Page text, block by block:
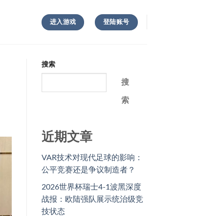
进入游戏 登陆账号
搜索
搜
索
近期文章
VAR技术对现代足球的影响：
公平竞赛还是争议制造者？
2026世界杯瑞士4-1波黑深度
战报：欧陆强队展示统治级竞
技状态